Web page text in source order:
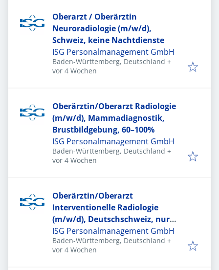
Oberarzt / Oberärztin
Neuroradiologie (m/w/d),
Schweiz, keine Nachtdienste
ISG Personalmanagement GmbH
Baden-Württemberg, Deutschland +
Veröffentlicht:
vor 4 Wochen
Oberärztin/Oberarzt Radiologie
(m/w/d), Mammadiagnostik,
Brustbildgebung, 60–100%
ISG Personalmanagement GmbH
Baden-Württemberg, Deutschland +
Veröffentlicht:
vor 4 Wochen
Oberärztin/Oberarzt
Interventionelle Radiologie
(m/w/d), Deutschschweiz, nur
Hintergrunddienste
ISG Personalmanagement GmbH
Baden-Württemberg, Deutschland +
Veröffentlicht:
vor 4 Wochen